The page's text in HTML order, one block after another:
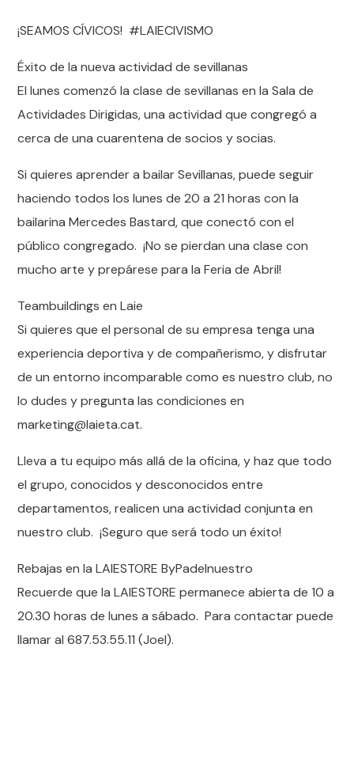
¡SEAMOS CÍVICOS! #LAIECIVISMO
Éxito de la nueva actividad de sevillanas
El lunes comenzó la clase de sevillanas en la Sala de
Actividades Dirigidas, una actividad que congregó a
cerca de una cuarentena de socios y socias.
Si quieres aprender a bailar Sevillanas, puede seguir
haciendo todos los lunes de 20 a 21 horas con la
bailarina Mercedes Bastard, que conectó con el
público congregado. ¡No se pierdan una clase con
mucho arte y prepárese para la Feria de Abril!
Teambuildings en Laie
Si quieres que el personal de su empresa tenga una
experiencia deportiva y de compañerismo, y disfrutar
de un entorno incomparable como es nuestro club, no
lo dudes y pregunta las condiciones en
marketing@laieta.cat.
Lleva a tu equipo más allá de la oficina, y haz que todo
el grupo, conocidos y desconocidos entre
departamentos, realicen una actividad conjunta en
nuestro club. ¡Seguro que será todo un éxito!
Rebajas en la LAIESTORE ByPadelnuestro
Recuerde que la LAIESTORE permanece abierta de 10 a
20.30 horas de lunes a sábado. Para contactar puede
llamar al 687.53.55.11 (Joel).